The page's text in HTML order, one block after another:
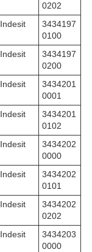
0202
Indesit
3434197
0100
Indesit
3434197
0200
Indesit
3434201
0001
Indesit
3434201
0102
Indesit
3434202
0000
Indesit
3434202
0101
Indesit
3434202
0202
Indesit
3434203
0000